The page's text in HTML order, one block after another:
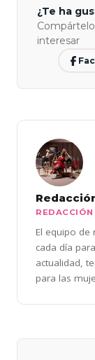
¿Te ha
interesar
El equipo de
cada día
actualidad,
para las